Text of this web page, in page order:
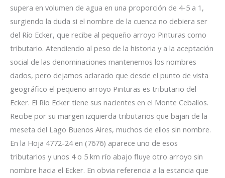
supera en volumen de agua en una proporción de 4-5 a 1,
surgiendo la duda si el nombre de la cuenca no debiera ser
del Río Ecker, que recibe al pequeño arroyo Pinturas como
tributario. Atendiendo al peso de la historia y a la aceptación
social de las denominaciones mantenemos los nombres
dados, pero dejamos aclarado que desde el punto de vista
geográfico el pequeño arroyo Pinturas es tributario del
Ecker. El Río Ecker tiene sus nacientes en el Monte Ceballos.
Recibe por su margen izquierda tributarios que bajan de la
meseta del Lago Buenos Aires, muchos de ellos sin nombre.
En la Hoja 4772-24 en (7676) aparece uno de esos
tributarios y unos 4 o 5 km río abajo fluye otro arroyo sin
nombre hacia el Ecker. En obvia referencia a la estancia que